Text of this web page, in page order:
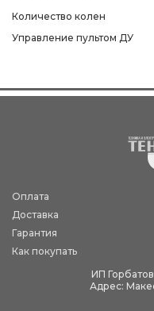
Количество колен
Управление пультом ДУ
Оплата
Доставка
Гарантия
Как покупать
ИП
Адрес: